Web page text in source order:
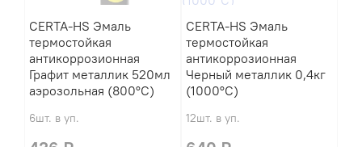
CERTA-HS Эмаль
термостойкая
антикоррозионная
Графит металлик 520мл
аэрозольная (800°С)
6шт. в уп.
CERTA-HS Эмаль
термостойкая
антикоррозионная
Черный металлик 0,4кг
(1000°С)
12шт. в уп.